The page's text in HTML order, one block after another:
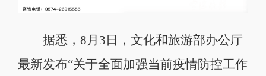
据悉，8月3日，文化和旅游部办公厅
最新发布“关于全面加强当前疫情防控工作